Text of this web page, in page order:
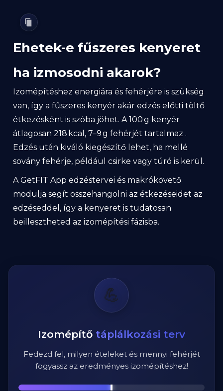
Ehetek-e fűszeres kenyeret
ha izmosodni akarok?
Izomépítéshez energiára és fehérjére is szükség
van, így a fűszeres kenyér akár edzés előtti töltő
étkezésként is szóba jöhet. A 100 g kenyér
átlagosan 218 kcal, 7–9 g fehérjét tartalmaz .
Edzés után kiváló kiegészítő lehet, ha mellé
sovány fehérje, például csirke vagy túró is kerül.
A GetFIT App edzéstervei és makrókövető
modulja segít összehangolni az étkezéseidet az
edzéseddel, így a kenyeret is tudatosan
beillesztheted az izomépítési fázisba.
💪
Izomépítő táplálkozási terv
Fedezd fel, milyen ételeket és mennyi fehérjét
fogyassz az eredményes izomépítéshez!